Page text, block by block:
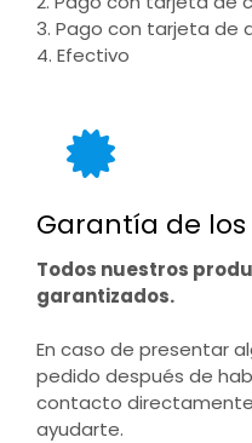
3. Pago con tarjeta de
4. Efectivo
Garantía de
Todos nuestros
garantizados.
En caso de presentar
pedido después de
contacto
ayudarte.